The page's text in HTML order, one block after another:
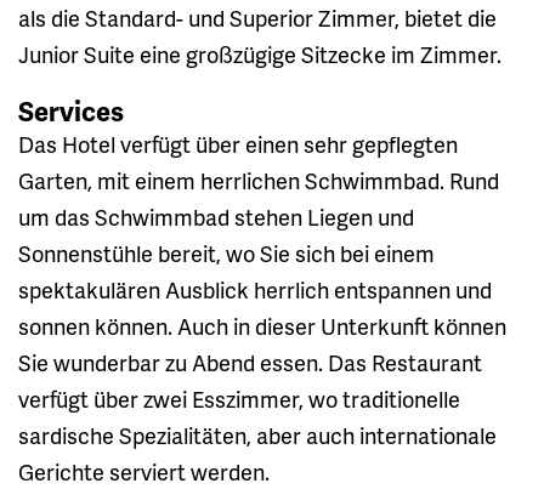
als die Standard- und Superior Zimmer, bietet die
Junior Suite eine großzügige Sitzecke im Zimmer.
Services
Das Hotel verfügt über einen sehr gepflegten
Garten, mit einem herrlichen Schwimmbad. Rund
um das Schwimmbad stehen Liegen und
Sonnenstühle bereit, wo Sie sich bei einem
spektakulären Ausblick herrlich entspannen und
sonnen können. Auch in dieser Unterkunft können
Sie wunderbar zu Abend essen. Das Restaurant
verfügt über zwei Esszimmer, wo traditionelle
sardische Spezialitäten, aber auch internationale
Gerichte serviert werden.